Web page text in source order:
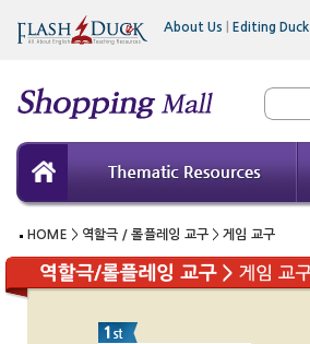
About Us Editing Duck
HOME > 역할극 / 롤플레잉 교구 >게임 교구